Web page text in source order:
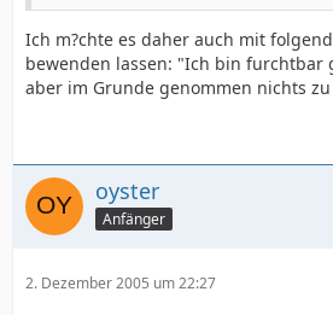
Ich m?chte es daher auch mit
bewenden lassen: "Ich bin furchtbar
aber im Grunde genommen nichts
oyster
Anfänger
2. Dezember 2005 um 22:27